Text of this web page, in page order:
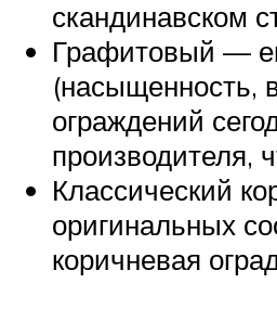
скандинавском
Графитовый —
(насыщенность,
ограждений
производителя,
Классический
оригинальных
коричневая